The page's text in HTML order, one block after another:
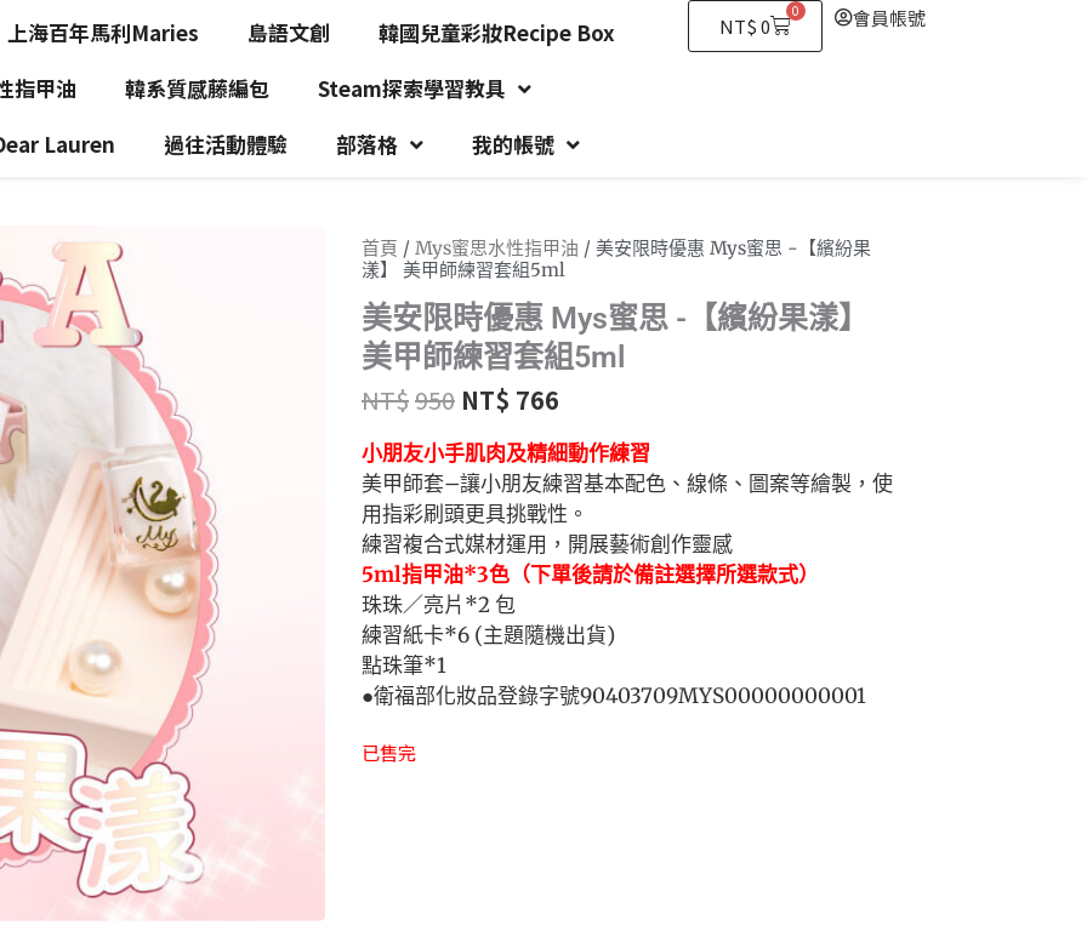
上海百年馬利Maries 島語文創
韓國兒童彩妝Recipe Box
指甲油
韓系質感藤編包
Steam探索學習教具
Lauren
過往活動體驗 部落格 我的帳號
NT$ 0
0
購
物
會員帳號
首頁 / Mys蜜思水性指甲油 / 美安限時優惠 Mys蜜思 -【繽紛果
漾】 美甲師練習套組5ml
美安限時優惠 Mys蜜思 -【繽紛果漾】
美甲師練習套組5ml
NT$950 NT$ 766
小朋友小手肌肉及精細動作練習
美甲師套–讓小朋友練習基本配色、線條、圖案等繪製，使
用指彩刷頭更具挑戰性。
練習複合式媒材運用，開展藝術創作靈感
5ml指甲油*3色（下單後請於備註選擇所選款式）
珠珠／亮片 *2包
練習紙卡*6 (主題隨機出貨)
點珠筆*1
●衛福部化妝品登錄字號90403709MYS00000000001
已售完